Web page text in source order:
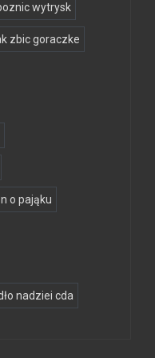
wytrysk
zbic goraczke
o pająku
nadziei cda